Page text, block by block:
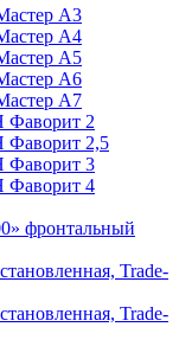
А3
А4
А5
А6
А7
2
2,5
Фаворит 3
Фаворит 4
фронтальный
Trade-
Trade-